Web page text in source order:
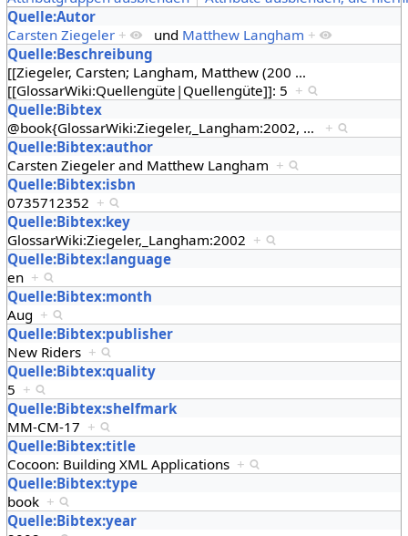
Quelle:Autor
Carsten Ziegeler + und Matthew Langham +
Quelle:Beschreibung
[[Ziegeler, Carsten; Langham, Matthew (200 …
[[GlossarWiki:Quellengüte|Quellengüte]]: 5 +
Quelle:Bibtex
@book{GlossarWiki:Ziegeler,_Langham:2002, …
+
Quelle:Bibtex:author
Carsten Ziegeler and Matthew Langham +
Quelle:Bibtex:isbn
0735712352 +
Quelle:Bibtex:key
GlossarWiki:Ziegeler,_Langham:2002 +
Quelle:Bibtex:language
en +
Quelle:Bibtex:month
Aug +
Quelle:Bibtex:publisher
New Riders +
Quelle:Bibtex:quality
5 +
Quelle:Bibtex:shelfmark
MM-CM-17 +
Quelle:Bibtex:title
Cocoon: Building XML Applications +
Quelle:Bibtex:type
book +
Quelle:Bibtex:year